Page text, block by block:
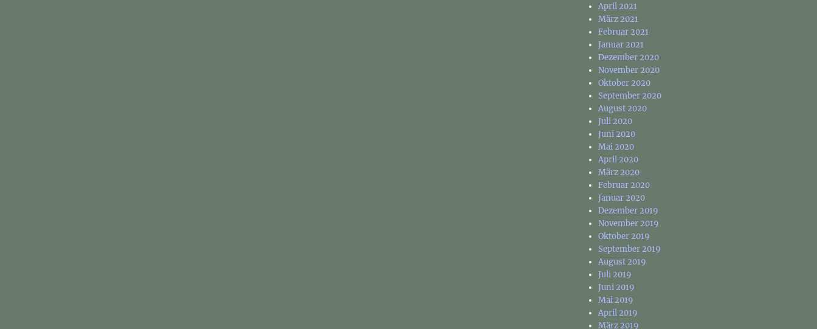
April 2021
März 2021
Februar 2021
Januar 2021
Dezember 2020
November 2020
Oktober 2020
September 2020
August 2020
Juli 2020
Juni 2020
Mai 2020
April 2020
März 2020
Februar 2020
Januar 2020
Dezember 2019
November 2019
Oktober 2019
September 2019
August 2019
Juli 2019
Juni 2019
Mai 2019
April 2019
März 2019